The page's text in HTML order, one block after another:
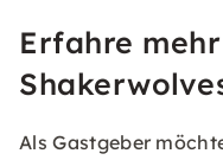
Erfahre
Als Gastgeber